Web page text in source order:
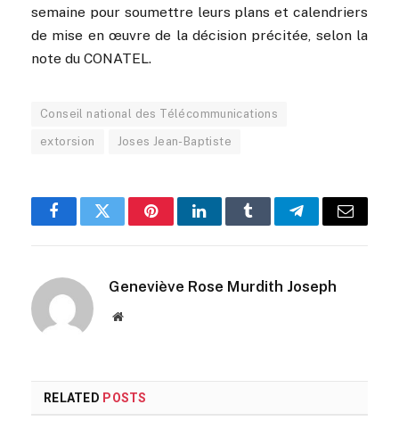
semaine pour soumettre leurs plans et calendriers
de mise en œuvre de la décision précitée, selon la
note du CONATEL.
Conseil national des Télécommunications
extorsion Joses Jean-Baptiste
FacebookTwitterPinterestLinkedInTumblrTelegramEmail
Geneviève Rose Murdith Joseph
Website
RELATED POSTS